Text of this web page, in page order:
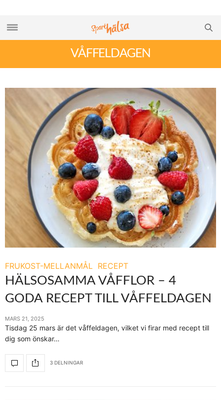
VÅFFELDAGEN
FRUKOST-MELLANMÅL RECEPT
HÄLSOSAMMA VÅFFLOR – 4
GODA RECEPT TILL VÅFFELDAGEN
MARS 21, 2025
Tisdag 25 mars är det våffeldagen, vilket vi firar med recept till
dig som önskar…
3 DELNINGAR